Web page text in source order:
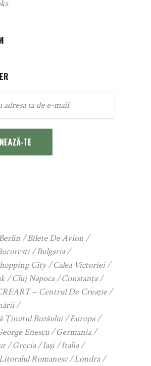
TE
Bilete De Avion
Bulgaria
City
Calea Victoriei
Cluj Napoca
Constanța
– Centrul De Creație
Ținutul Buzăului
Europa
Enescu
Germania
Grecia Iași
Italia
Litoralul Romanesc
Londra